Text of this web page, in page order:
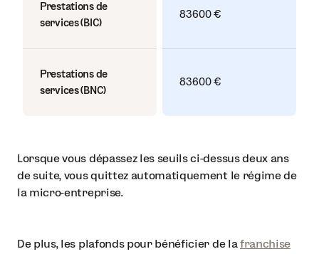
Prestations de
services (BIC)
83 600 €
Prestations de
services (BNC)
83 600 €
Lorsque vous dépassez les seuils ci-dessus deux ans
de suite, vous quittez automatiquement le régime de
la micro-entreprise.
De plus, les plafonds pour bénéficier de lafranchise